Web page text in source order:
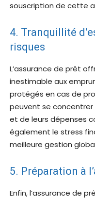
souscription de cette
4. Tranquillité
risques
L’assurance de prêt
inestimable aux
protégés en cas de
peuvent se
et de leurs dépenses
également le stress
meilleure gestion
5. Préparation à
Enfin, l’assurance de